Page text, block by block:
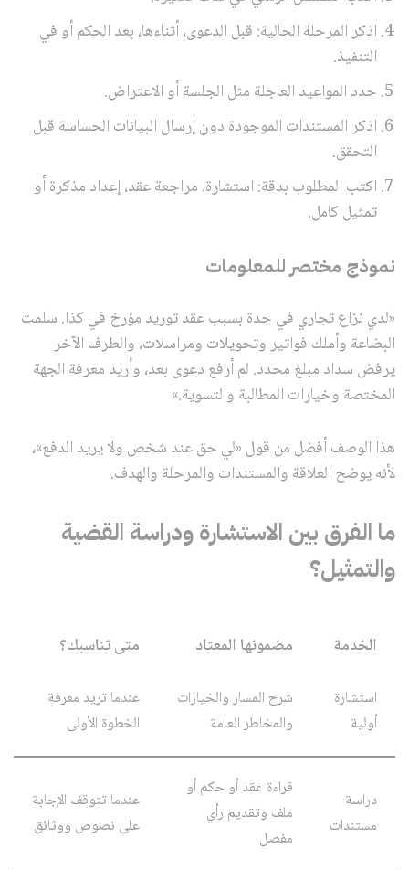
اذكر المرحلة الحالية: قبل الدعوى، أثناءها، بعد الحكم أو في
التنفيذ.
حدد المواعيد العاجلة مثل الجلسة أو الاعتراض.
اذكر المستندات الموجودة دون إرسال البيانات الحساسة قبل
التحقق.
اكتب المطلوب بدقة: استشارة، مراجعة عقد، إعداد مذكرة أو
تمثيل كامل.
نموذج مختصر للمعلومات
«لدي نزاع تجاري في جدة بسبب عقد توريد مؤرخ في كذا. سلمت
البضاعة وأملك فواتير وتحويلات ومراسلات، والطرف الآخر
يرفض سداد مبلغ محدد. لم أرفع دعوى بعد، وأريد معرفة الجهة
المختصة وخيارات المطالبة والتسوية.»
هذا الوصف أفضل من قول «لي حق عند شخص ولا يريد الدفع»،
لأنه يوضح العلاقة والمستندات والمرحلة والهدف.
ما الفرق بين الاستشارة ودراسة القضية
والتمثيل؟
الخدمة مضمونها المعتاد متى تناسبك؟
استشارة
أولية
شرح المسار والخيارات
والمخاطر العامة
عندما تريد معرفة
الخطوة الأولى
دراسة
مستندات
قراءة عقد أو حكم أو
ملف وتقديم رأي
مفصل
عندما تتوقف الإجابة
على نصوص ووثائق